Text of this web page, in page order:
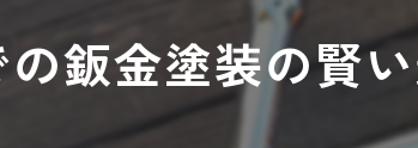
鈑金塗装の賢